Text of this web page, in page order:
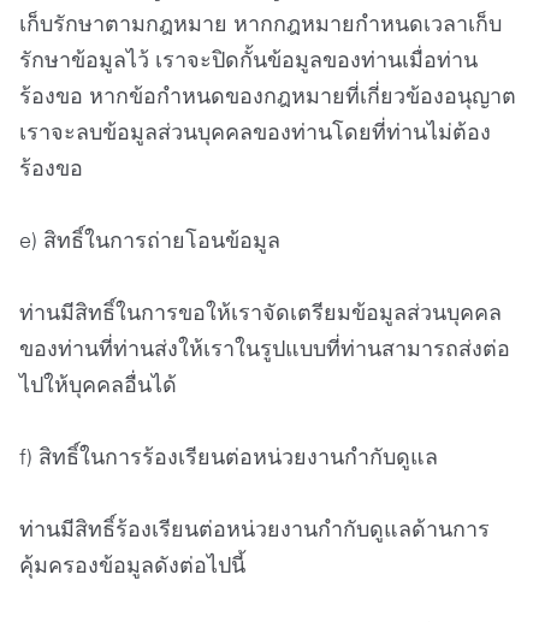
เก็บรักษาตามกฎหมาย หากกฎหมายกำหนดเวลาเก็บ
รักษาข้อมูลไว้ เราจะปิดกั้นข้อมูลของท่านเมื่อท่าน
ร้องขอ หากข้อกำหนดของกฎหมายที่เกี่ยวข้องอนุญาต
เราจะลบข้อมูลส่วนบุคคลของท่านโดยที่ท่านไม่ต้อง
ร้องขอ
e) สิทธิ์ในการถ่ายโอนข้อมูล
ท่านมีสิทธิ์ในการขอให้เราจัดเตรียมข้อมูลส่วนบุคคล
ของท่านที่ท่านส่งให้เราในรูปแบบที่ท่านสามารถส่งต่อ
ไปให้บุคคลอื่นได้
f) สิทธิ์ในการร้องเรียนต่อหน่วยงานกำกับดูแล
ท่านมีสิทธิ์ร้องเรียนต่อหน่วยงานกำกับดูแลด้านการ
คุ้มครองข้อมูลดังต่อไปนี้